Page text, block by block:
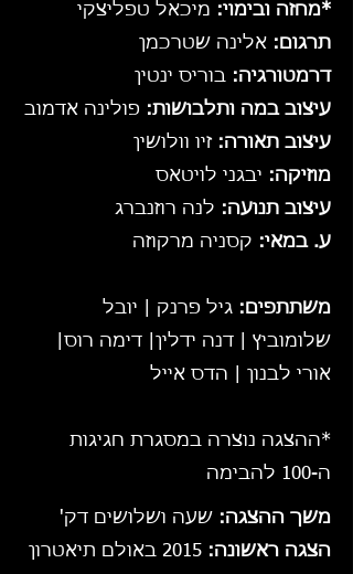
*מחזה ובימוי: מיכאל טפליצקי
תרגום: אלינה שטרכמן
דרמטורגיה: בוריס ינטין
עיצוב במה ותלבושות: פולינה אדמוב
עיצוב תאורה:זיו וולושין
מוזיקה: יבגני לויטאס
עיצוב תנועה: לנה רוזנברג
ע. במאי: קסניה מרקוזה
משתתפים: גיל פרנק | יובל
שלומוביץ | דנה ידלין| דימה רוס|
אורי לבנון | הדס אייל
*ההצגה נוצרה במסגרת חגיגות
ה-100 להבימה
משך ההצגה: שעה ושלושים דק'
הצגה ראשונה:
2015 באולם תיאטרון